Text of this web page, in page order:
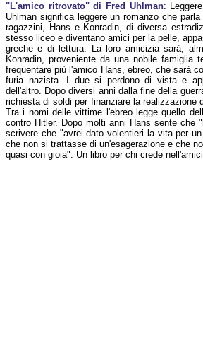
"L'amico ritrovato" di Fred Uhlman:
Uhlman significa leggere un romanzo che
ragazzini, Hans e Konradin, di diversa
stesso liceo e diventano amici per la pelle,
greche e di lettura. La loro amicizia sarà,
Konradin, proveniente da una nobile
frequentare più l'amico Hans, ebreo, che sarà
furia nazista. I due si perdono di vista e
dell'altro. Dopo diversi anni dalla fine della
richiesta di soldi per finanziare la realizzazione
Tra i nomi delle vittime l'ebreo legge quello
contro Hitler. Dopo molti anni Hans sente
scrivere che "avrei dato volentieri la vita per
che non si trattasse di un'esagerazione e che
quasi con gioia". Un libro per chi crede